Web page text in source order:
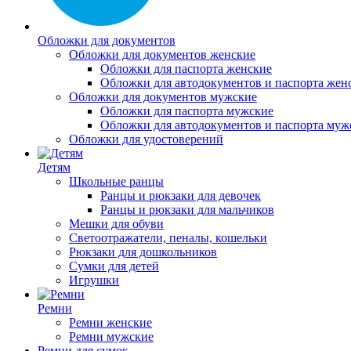
Обложки для документов
Обложки для документов женские
Обложки для паспорта женские
Обложки для автодокументов и паспорта
Обложки для документов мужские
Обложки для паспорта мужские
Обложки для автодокументов и паспорта
Обложки для удостоверений
Детям
Школьные ранцы
Ранцы и рюкзаки для девочек
Ранцы и рюкзаки для мальчиков
Мешки для обуви
Светоотражатели, пеналы, кошельки
Рюкзаки для дошкольников
Сумки для детей
Игрушки
Ремни
Ремни женские
Ремни мужские